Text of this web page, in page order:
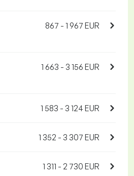
867 - 1 967 EUR
1 663 - 3 156 EUR
1 583 - 3 124 EUR
1 352 - 3 307 EUR
1 311 - 2 730 EUR